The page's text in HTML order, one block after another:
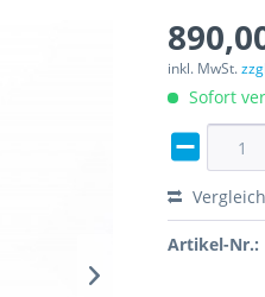
inkl. MwSt.
Sofort
Artikel-Nr.: